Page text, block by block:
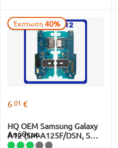
Έκπτωση 40%
601 €
HQ OEM Samsung Galaxy
A12 (SM-A125F/DSN, SM-
A125F/DS) / Galaxy M12
Απόθεμα